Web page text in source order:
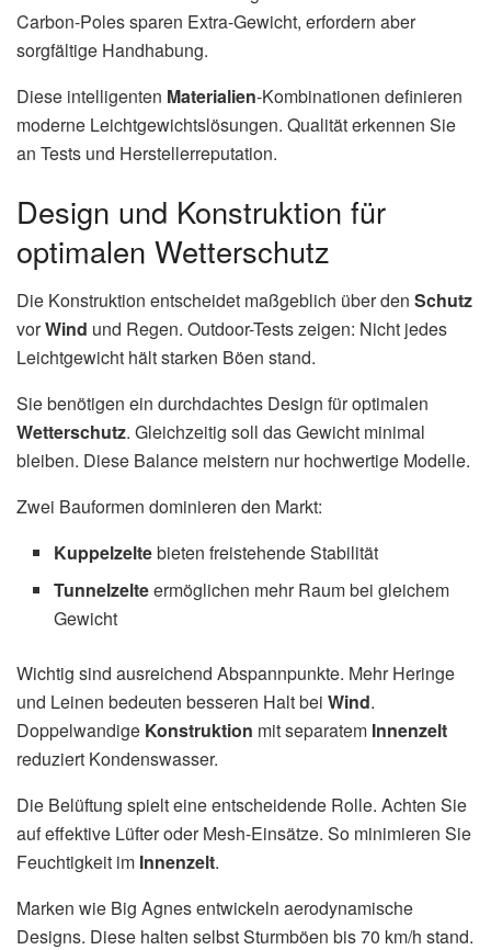
Carbon-Poles sparen Extra-Gewicht, erfordern aber
sorgfältige Handhabung.
Diese intelligenten Materialien-Kombinationen definieren
moderne Leichtgewichtslösungen. Qualität erkennen Sie
an Tests und Herstellerreputation.
Design und Konstruktion für
optimalen Wetterschutz
Die Konstruktion entscheidet maßgeblich über den Schutz
vorWind und Regen. Outdoor-Tests zeigen: Nicht jedes
Leichtgewicht hält starken Böen stand.
Sie benötigen ein durchdachtes Design für optimalen
Wetterschutz. Gleichzeitig soll das Gewicht minimal
bleiben. Diese Balance meistern nur hochwertige Modelle.
Zwei Bauformen dominieren den Markt:
Kuppelzeltebieten freistehende Stabilität
Tunnelzelteermöglichen mehr Raum bei gleichem
Gewicht
Wichtig sind ausreichend Abspannpunkte. Mehr Heringe
und Leinen bedeuten besseren Halt bei Wind.
Doppelwandige Konstruktion mit separatem Innenzelt
reduziert Kondenswasser.
Die Belüftung spielt eine entscheidende Rolle. Achten Sie
auf effektive Lüfter oder Mesh-Einsätze. So minimieren Sie
Feuchtigkeit im Innenzelt.
Marken wie Big Agnes entwickeln aerodynamische
Designs. Diese halten selbst Sturmböen bis 70 km/h stand.